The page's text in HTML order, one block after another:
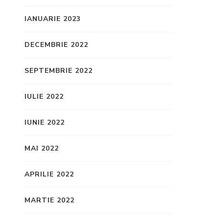
IANUARIE 2023
DECEMBRIE 2022
SEPTEMBRIE 2022
IULIE 2022
IUNIE 2022
MAI 2022
APRILIE 2022
MARTIE 2022